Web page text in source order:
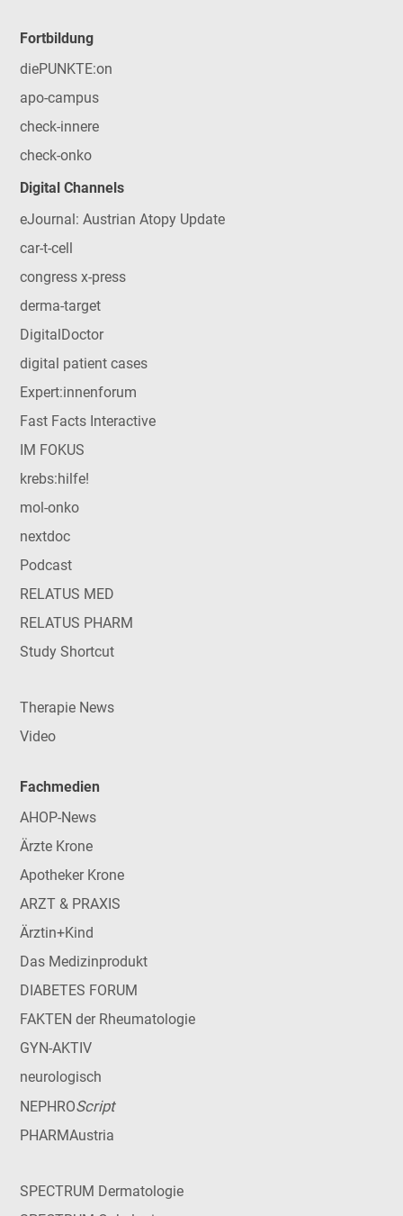
Fortbildung
diePUNKTE:on
apo-campus
check-innere
check-onko
Digital Channels
eJournal: Austrian Atopy Update
car-t-cell
congress x-press
derma-target
DigitalDoctor
digital patient cases
Expert:innenforum
Fast Facts Interactive
IM FOKUS
krebs:hilfe!
mol-onko
nextdoc
Podcast
RELATUS MED
RELATUS PHARM
Study Shortcut
Therapie News
Video
Fachmedien
AHOP-News
Ärzte Krone
Apotheker Krone
ARZT & PRAXIS
Ärztin+Kind
Das Medizinprodukt
DIABETES FORUM
FAKTEN der Rheumatologie
GYN-AKTIV
neurologisch
NEPHROScript
PHARMAustria
SPECTRUM Dermatologie